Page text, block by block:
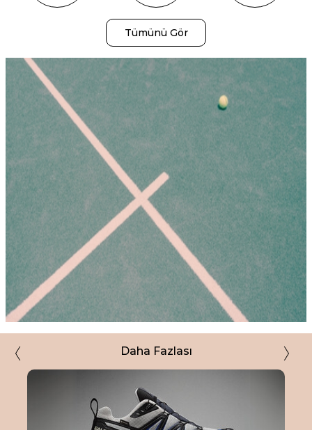
OUTDOOR
İNCELE İNCELE
Tümünü Gör
Numaraya Göre Alışveriş
Daha Fazlası